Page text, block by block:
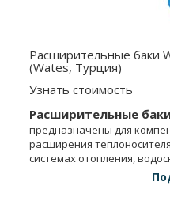
Расширительные баки
(Wates, Турция)
Узнать стоимость
Расширительные
предназначены для
расширения
системах отопления,